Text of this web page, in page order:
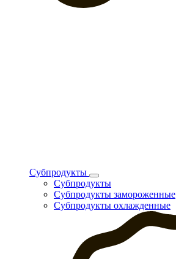
Субпродукты
Субпродукты
Субпродукты замороженные
Субпродукты охлажденные